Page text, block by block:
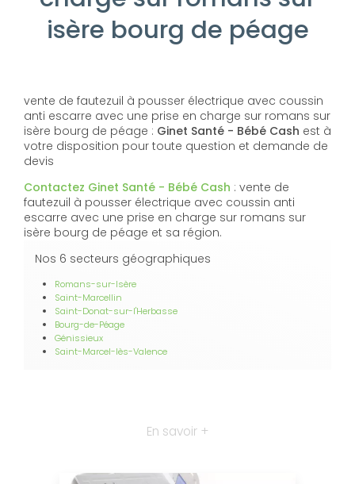
isère bourg de péage
vente de fautezuil à pousser électrique avec coussin
anti escarre avec une prise en charge sur romans sur
isère bourg de péage : Ginet Santé - Bébé Cash est à
votre disposition pour toute question et demande de
devis
Contactez Ginet Santé - Bébé Cash : vente de
fautezuil à pousser électrique avec coussin anti
escarre avec une prise en charge sur romans sur
isère bourg de péage et sa région.
Nos 6 secteurs géographiques
Romans-sur-Isère
Saint-Marcellin
Saint-Donat-sur-l'Herbasse
Bourg-de-Péage
Génissieux
Saint-Marcel-lès-Valence
En savoir +